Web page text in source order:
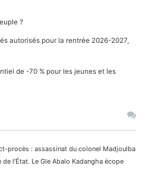
?
autorisés pour la rentrée 2026-2027,
de -70 % pour les jeunes et les
procès : assassinat du colonel Madjoulba
l’État. Le Gle Abalo Kadangha écope